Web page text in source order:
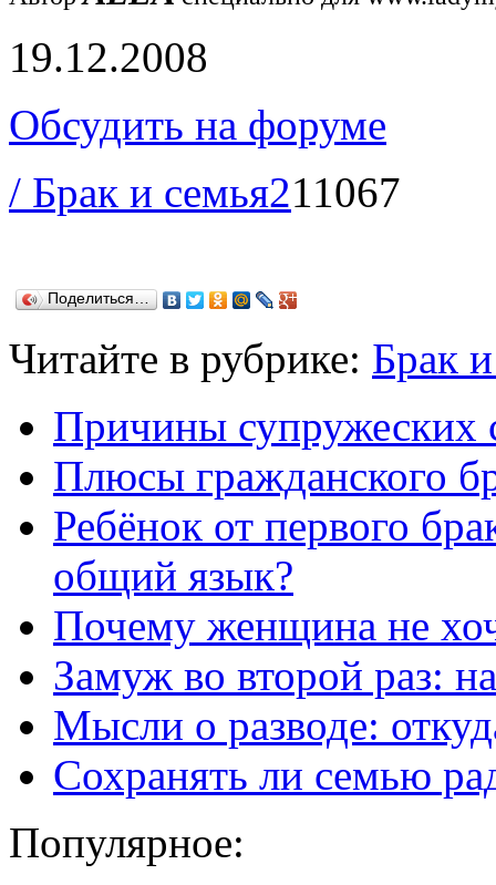
19.12.2008
Обсудить на форуме
/ Брак и семья211067
Поделиться…
Читайте в рубрике: Брак
Причины супружеских
Плюсы гражданского
Ребёнок от первого
общий язык?
Почему женщина не
Замуж во второй раз:
Мысли о разводе:
Сохранять ли семью
Популярное: